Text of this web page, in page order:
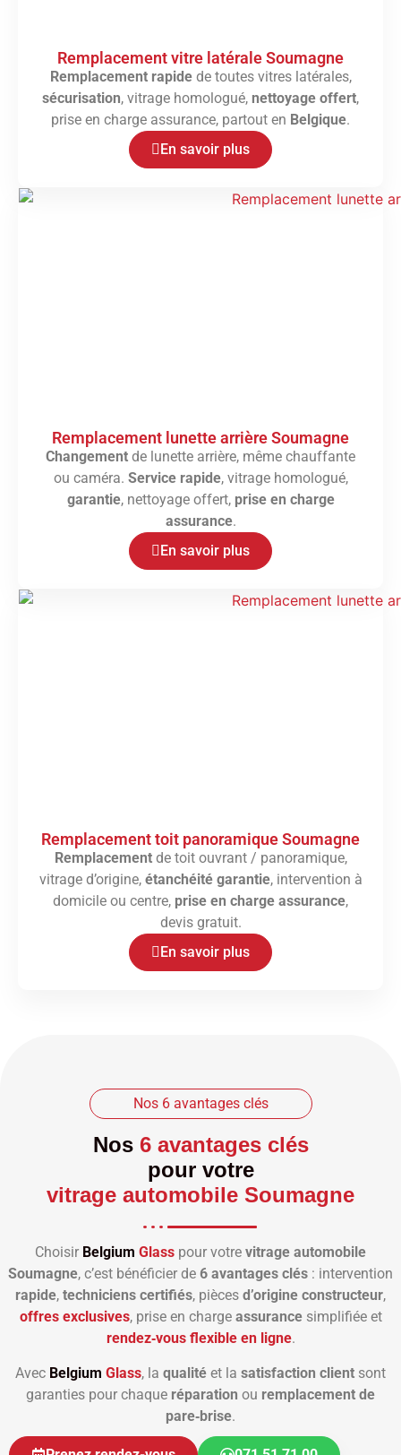
Remplacement vitre latérale Soumagne
Remplacement rapidede toutes vitres latérales,
sécurisation, vitrage homologué, nettoyage offert,
prise en charge assurance, partout en Belgique.
En savoir plus
Remplacement lunette arrière Soumagne
Changement de lunette arrière, même chauffante
ou caméra. Service rapide, vitrage homologué,
garantie, nettoyage offert, prise en charge
assurance.
En savoir plus
Remplacement toit panoramique Soumagne
Remplacementde toit ouvrant / panoramique,
vitrage d’origine, étanchéité garantie, intervention à
domicile ou centre, prise en charge assurance,
devis gratuit.
En savoir plus
Nos 6 avantages clés
Nos 6 avantages clés
pour votre
vitrage automobile Soumagne
Choisir Belgium Glass pour votre vitrage automobile
Soumagne, c’est bénéficier de 6 avantages clés : intervention
rapide, techniciens certifiés, pièces d’origine constructeur,
offres exclusives, prise en charge assurancesimplifiée et
rendez‑vous flexible en ligne.
Avec Belgium Glass, la qualité et la satisfaction client sont
garanties pour chaque réparation ou remplacement de
pare‑brise.